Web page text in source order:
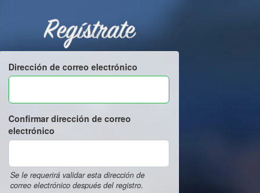
Regístrate
Dirección de correo electrónico
Confirmar dirección de correo
electrónico
Se le requerirá validar esta dirección de
correo electrónico después del registro.